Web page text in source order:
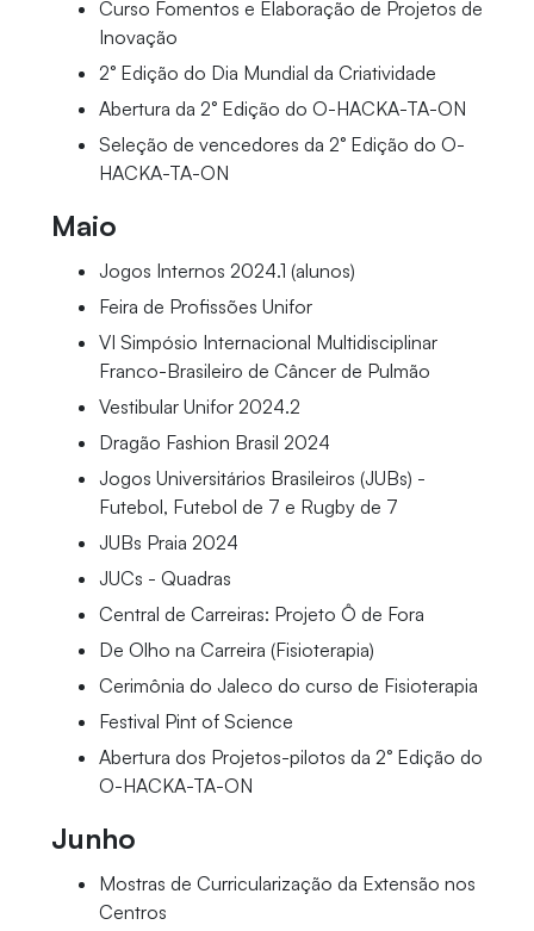
Curso Fomentos e Elaboração de Projetos de
Inovação
2° Edição do Dia Mundial da Criatividade
Abertura da 2° Edição do O-HACKA-TA-ON
Seleção de vencedores da 2° Edição do O-
HACKA-TA-ON
Maio
Jogos Internos 2024.1 (alunos)
Feira de Profissões Unifor
VI Simpósio Internacional Multidisciplinar
Franco-Brasileiro de Câncer de Pulmão
Vestibular Unifor 2024.2
Dragão Fashion Brasil 2024
Jogos Universitários Brasileiros (JUBs) -
Futebol, Futebol de 7 e Rugby de 7
JUBs Praia 2024
JUCs - Quadras
Central de Carreiras: Projeto Ô de Fora
De Olho na Carreira (Fisioterapia)
Cerimônia do Jaleco do curso de Fisioterapia
Festival Pint of Science
Abertura dos Projetos-pilotos da 2° Edição do
O-HACKA-TA-ON
Junho
Mostras de Curricularização da Extensão nos
Centros